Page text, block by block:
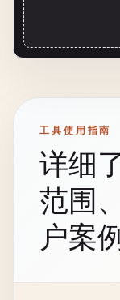
工具使用指南
详细
范围
户案